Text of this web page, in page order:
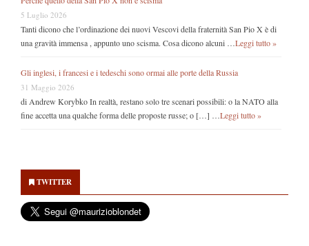
5 Luglio 2026
Tanti dicono che l’ordinazione dei nuovi Vescovi della fraternità San Pio X è di
una gravità immensa , appunto uno scisma. Cosa dicono alcuni … Leggi tutto »
Gli inglesi, i francesi e i tedeschi sono ormai alle porte della Russia
31 Maggio 2026
di Andrew Korybko In realtà, restano solo tre scenari possibili: o la NATO alla
fine accetta una qualche forma delle proposte russe; o […] … Leggi tutto »
Sidebar
TWITTER